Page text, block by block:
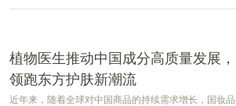
植物医生推动中国成分高质量发展，
领跑东方护肤新潮流
近年来，随着全球对中国商品的持续需求增长，国妆品